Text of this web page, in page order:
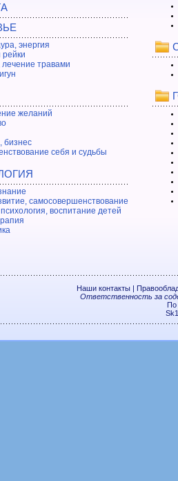
энергия
лечение травами
желаний
бизнес
себя и судьбы
самосовершенствование
воспитание детей
Наши контакты|
Ответственность за
По